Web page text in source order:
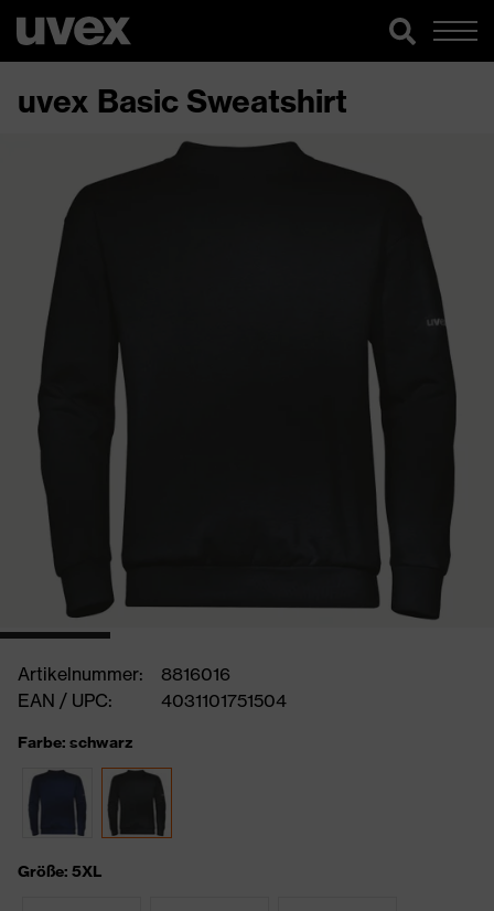
uvex Basic Sweatshirt
Artikelnummer:
8816016
EAN / UPC:
4031101751504
Farbe: schwarz
Größe: 5XL